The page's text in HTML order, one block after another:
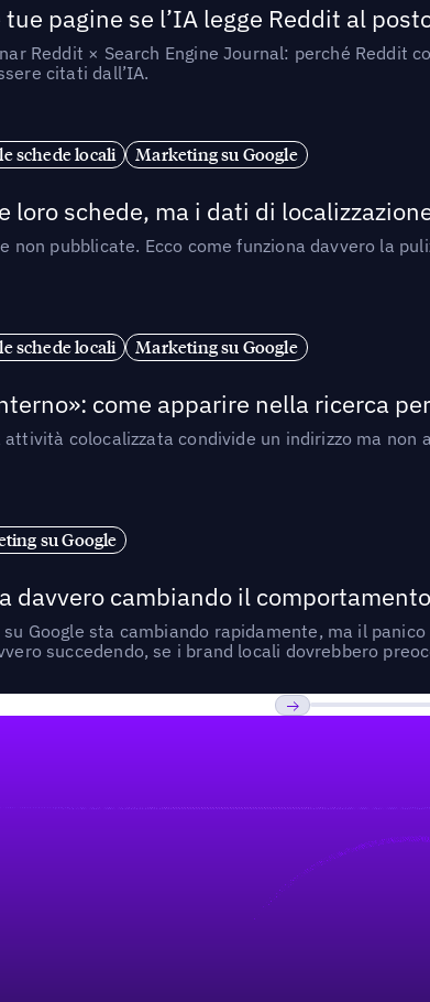
pagine se l’IA legge Reddit al
Reddit × Search Engine Journal: perché
citati dall’IA.
schede locali Marketing su Google
loro schede, ma i dati di
non pubblicate. Ecco come funziona davvero la
schede locali Marketing su Google
come apparire nella ricerca
attività colocalizzata condivide un indirizzo ma
su Google
davvero cambiando il
Google sta cambiando rapidamente, ma il
succedendo, se i brand locali dovrebbero